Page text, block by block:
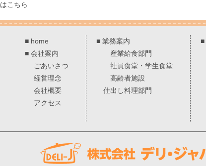
こちら
■ home
■ 会社案内
ごあいさつ
経営理念
会社概要
アクセス
■ 業務案内
産業給食部門
社員食堂・学生食堂
高齢者施設
仕出し料理部門
■